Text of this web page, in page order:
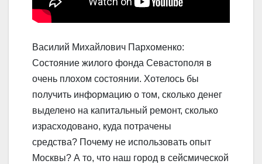
Василий Михайлович Пархоменко:
Состояние жилого фонда Севастополя в
очень плохом состоянии. Хотелось бы
получить информацию о том, сколько денег
выделено на капитальный ремонт, сколько
израсходовано, куда потрачены
средства? Почему не использовать опыт
Москвы? А то, что наш город в сейсмической